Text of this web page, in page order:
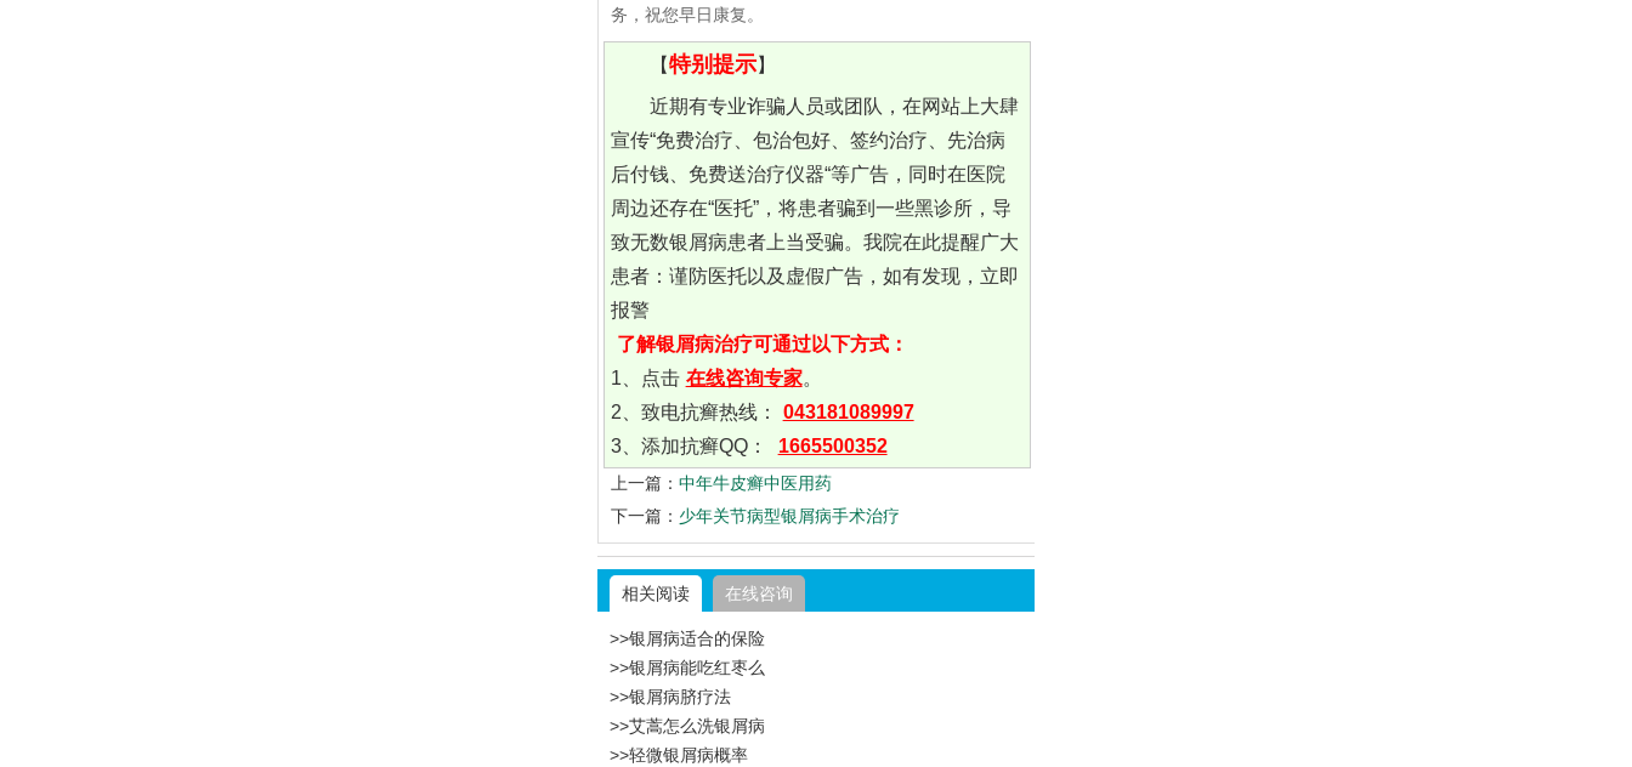
务，祝您早日康复。
【特别提示】
近期有专业诈骗人员或团队，在网站上大肆
宣传“免费治疗、包治包好、签约治疗、先治病
后付钱、免费送治疗仪器“等广告，同时在医院
周边还存在“医托”，将患者骗到一些黑诊所，导
致无数银屑病患者上当受骗。我院在此提醒广大
患者：谨防医托以及虚假广告，如有发现，立即
报警
了解银屑病治疗可通过以下方式：
1、点击 在线咨询专家。
2、致电抗癣热线：
043181089997
3、添加抗癣QQ：
1665500352
上一篇： 中年牛皮癣中医用药
下一篇： 少年关节病型银屑病手术治疗
相关阅读 在线咨询
>>银屑病适合的保险
>>银屑病能吃红枣么
>>银屑病脐疗法
>>艾蒿怎么洗银屑病
>>轻微银屑病概率